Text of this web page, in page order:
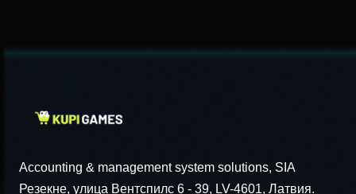
Accounting & management system solutions, SIA
Резекне, улица Вентспилс 6 - 39, LV-4601, Латвия.